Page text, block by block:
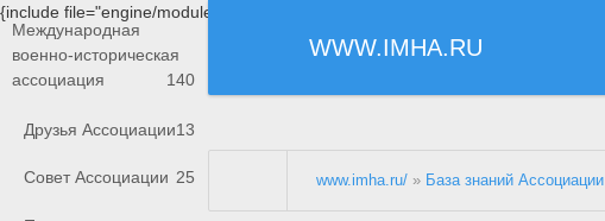
{include file="engine/modules/saperu/head.php"}
WWW.IMHA.RU
Международная
военно-историческая
ассоциация
140
Друзья Ассоциации13
Совет Ассоциации 25 www.imha.ru/ » База знаний Ассоциации